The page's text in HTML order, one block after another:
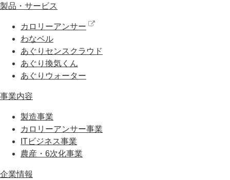
製品・サービス
カロリーアンサー
わなベル
あぐりセンスクラウド
あぐり換気くん
あぐりウォーター
事業内容
製造事業
カロリーアンサー事業
ITビジネス事業
農産・6次化事業
企業情報